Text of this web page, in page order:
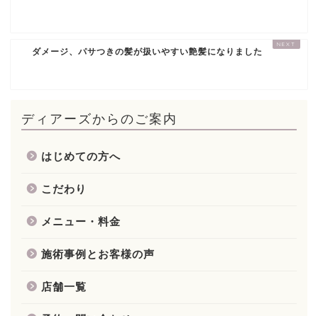
ダメージ、パサつきの髪が扱いやすい艶髪になりました
ディアーズからのご案内
はじめての方へ
こだわり
メニュー・料金
施術事例とお客様の声
店舗一覧